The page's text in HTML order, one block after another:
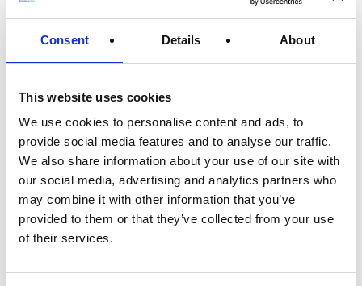
Consent Details About
This website uses cookies
We use cookies to personalise content and ads, to
provide social media features and to analyse our traffic.
We also share information about your use of our site with
our social media, advertising and analytics partners who
may combine it with other information that you’ve
provided to them or that they’ve collected from your use
of their services.
すから、車社会の成熟と自動車そのものの安全性能が格段
注意したいのは、リスクがゼロに近づいたというわけで
す。統計によると2018年の日本の交通事故数は43万0,601
件で、1分に1件の交通事故が発生している計算となりま
す。重大なリスクを抑え込むという面では成果を出してい
るものの日常的なリスクに関してはまだまだといわざるを
得ません。